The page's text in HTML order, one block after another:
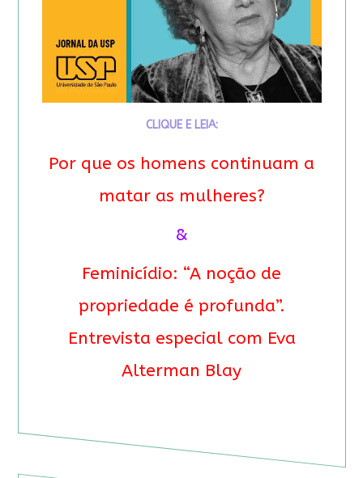
CLIQUE E LEIA:
Por que os homens continuam a
matar as mulheres?
&
Feminicídio: “A noção de
propriedade é profunda”.
Entrevista especial com Eva
Alterman Blay